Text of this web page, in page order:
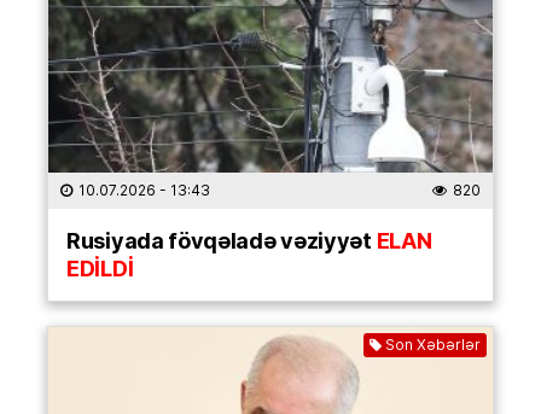
10.07.2026 - 13:43 820
Rusiyada fövqəladə vəziyyət ELAN
EDİLDİ
Son Xəbərlər